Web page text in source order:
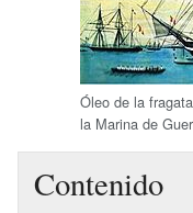
Óleo de la
la Marina de
Contenido